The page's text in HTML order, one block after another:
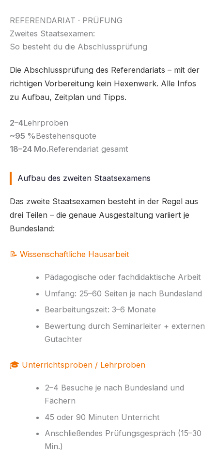
REFERENDARIAT · PRÜFUNG
Zweites Staatsexamen:
So besteht du die Abschlussprüfung
Die Abschlussprüfung des Referendariats – mit der
richtigen Vorbereitung kein Hexenwerk. Alle Infos
zu Aufbau, Zeitplan und Tipps.
2–4Lehrproben
~95 %Bestehensquote
18–24 Mo.Referendariat gesamt
Aufbau des zweiten Staatsexamens
Das zweite Staatsexamen besteht in der Regel aus
drei Teilen – die genaue Ausgestaltung variiert je
Bundesland:
📝 Wissenschaftliche Hausarbeit
Pädagogische oder fachdidaktische Arbeit
Umfang: 25–60 Seiten je nach Bundesland
Bearbeitungszeit: 3–6 Monate
Bewertung durch Seminarleiter + externen
Gutachter
🎓 Unterrichtsproben / Lehrproben
2–4 Besuche je nach Bundesland und
Fächern
45 oder 90 Minuten Unterricht
Anschließendes Prüfungsgespräch (15–30
Min.)